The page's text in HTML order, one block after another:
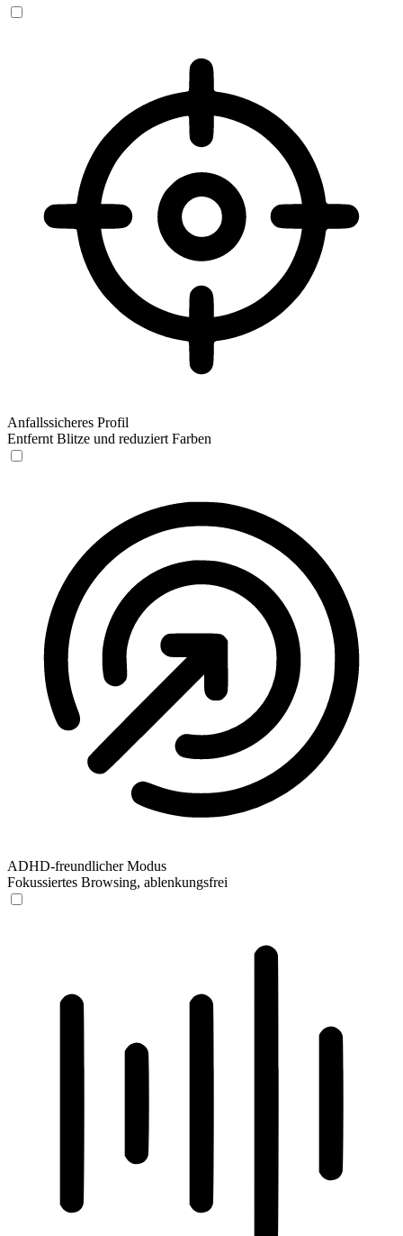
Anfallssicheres Profil
Entfernt Blitze und reduziert Farben
ADHD-freundlicher Modus
Fokussiertes Browsing, ablenkungsfrei